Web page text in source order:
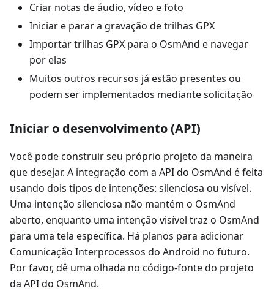
Criar notas de áudio, vídeo e foto
Iniciar e parar a gravação de trilhas GPX
Importar trilhas GPX para o OsmAnd e navegar
por elas
Muitos outros recursos já estão presentes ou
podem ser implementados mediante solicitação
Iniciar o desenvolvimento (API)
Você pode construir seu próprio projeto da maneira
que desejar. A integração com a API do OsmAnd é feita
usando dois tipos de intenções: silenciosa ou visível.
Uma intenção silenciosa não mantém o OsmAnd
aberto, enquanto uma intenção visível traz o OsmAnd
para uma tela específica. Há planos para adicionar
Comunicação Interprocessos do Android no futuro.
Por favor, dê uma olhada no código-fonte do projeto
da API do OsmAnd.